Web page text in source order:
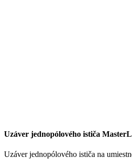
Uzáver jednopólového ističa
Uzáver jednopólového ističa na